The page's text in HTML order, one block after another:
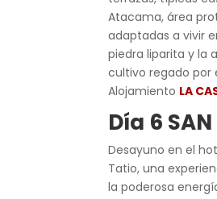
Atacama, área
adaptadas a vivir
piedra liparita y la
cultivo regado por
Alojamiento LA
Día 6 SAN
Desayuno en el
Tatio, una
la poderosa